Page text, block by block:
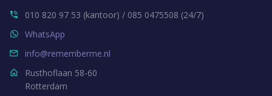
010 820 97 53 (kantoor) / 085 0475508 (24/7)
WhatsApp
info@rememberme.nl
Rusthoflaan 58-60
Rotterdam